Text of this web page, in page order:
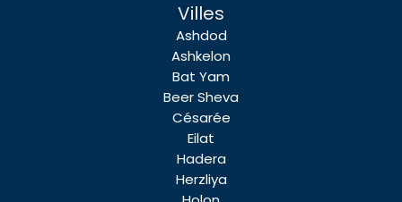
Villes
Ashdod
Ashkelon
Bat Yam
Beer Sheva
Césarée
Eilat
Hadera
Herzliya